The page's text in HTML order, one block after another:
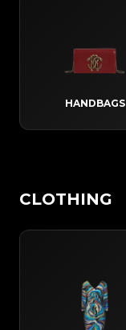
HANDBAGS
CLOTHING